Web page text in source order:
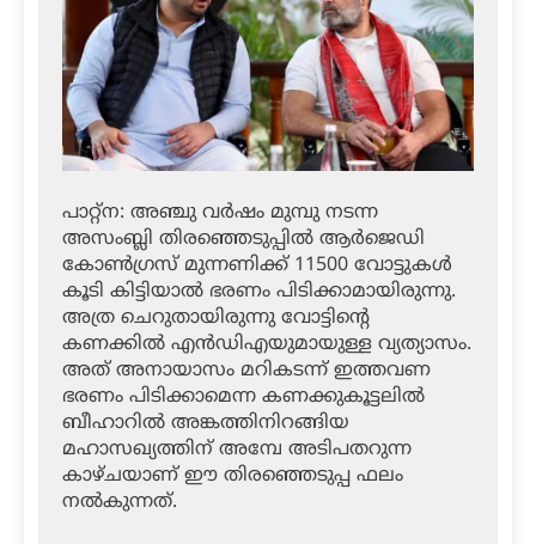
പാറ്റ്‌ന: അഞ്ചു വര്‍ഷം മുമ്പു നടന്ന
അസംബ്ലി തിരഞ്ഞെടുപ്പില്‍ ആര്‍ജെഡി
കോണ്‍ഗ്രസ് മുന്നണിക്ക് 11500 വോട്ടുകള്‍
കൂടി കിട്ടിയാല്‍ ഭരണം പിടിക്കാമായിരുന്നു.
അത്ര ചെറുതായിരുന്നു വോട്ടിന്റെ
കണക്കില്‍ എന്‍ഡിഎയുമായുള്ള വ്യത്യാസം.
അത് അനായാസം മറികടന്ന് ഇത്തവണ
ഭരണം പിടിക്കാമെന്ന കണക്കുകൂട്ടലില്‍
ബീഹാറില്‍ അങ്കത്തിനിറങ്ങിയ
മഹാസഖ്യത്തിന് അമ്പേ അടിപതറുന്ന
കാഴ്ചയാണ് ഈ തിരഞ്ഞെടുപ്പ ഫലം
നല്‍കുന്നത്.